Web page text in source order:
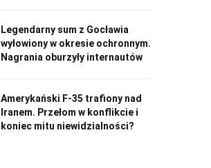
Legendarny sum z Gocławia
wyłowiony w okresie ochronnym.
Nagrania oburzyły internautów
Amerykański F-35 trafiony nad
Iranem. Przełom w konflikcie i
koniec mitu niewidzialności?